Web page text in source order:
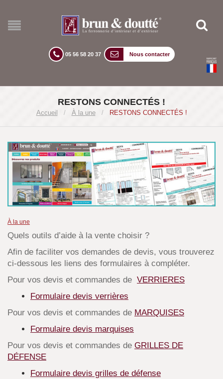
05 56 58 20 37 Nous contacter
RESTONS CONNECTÉS !
Accueil / À la une / RESTONS CONNECTÉS !
À la une
Quels outils d’aide à la vente choisir ?
Afin de faciliter vos demandes de devis, vous trouverez
ci-dessous les liens des formulaires à compléter.
Pour vos devis et commandes de VERRIERES
Formulaire devis verrières
Pour vos devis et commandes de MARQUISES
Formulaire devis marquises
Pour vos devis et commandes de GRILLES DE
DÉFENSE
Formulaire devis grilles de défense